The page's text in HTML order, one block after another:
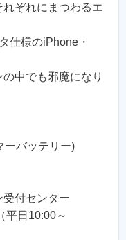
ぞれにまつわるエ
仕様のiPhone・
中でも邪魔になり
ーバッテリー)
付センター
日10:00～